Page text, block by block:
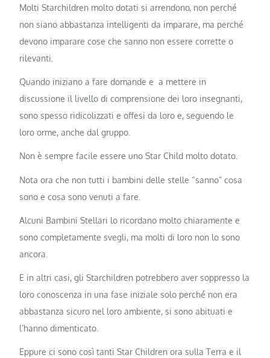
Molti Starchildren molto dotati si arrendono, non perché
non siano abbastanza intelligenti da imparare, ma perché
devono imparare cose che sanno non essere corrette o
rilevanti.
Quando iniziano a fare domande e a mettere in
discussione il livello di comprensione dei loro insegnanti,
sono spesso ridicolizzati e offesi da loro e, seguendo le
loro orme, anche dal gruppo.
Non è sempre facile essere uno Star Child molto dotato.
Nota ora che non tutti i bambini delle stelle “sanno” cosa
sono e cosa sono venuti a fare.
Alcuni Bambini Stellari lo ricordano molto chiaramente e
sono completamente svegli, ma molti di loro non lo sono
ancora.
E in altri casi, gli Starchildren potrebbero aver soppresso la
loro conoscenza in una fase iniziale solo perché non era
abbastanza sicuro nel loro ambiente, si sono abituati e
l’hanno dimenticato.
Eppure ci sono così tanti Star Children ora sulla Terra e il